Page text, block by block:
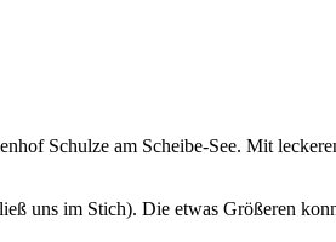
Schulze am Scheibe-See. Mit
uns im Stich). Die etwas Größeren